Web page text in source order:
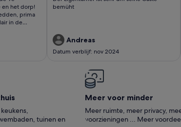
het dorp!
prima
in de
van de
lopen.
beoordelingen)
bemüht
Andreas
Datum verblijf: nov 2024
tuinen en
Meer voor minder
Meer ruimte, meer privacy,
voorzieningen ... Meer